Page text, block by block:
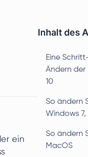
ein
Inhalt des
Eine
Ändern der
10
So ändern
Windows 7,
So ändern
MacOS